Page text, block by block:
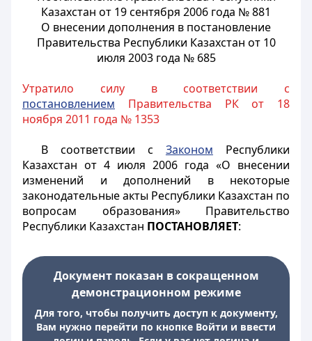
Казахстан от 19 сентября 2006 года № 881
О внесении дополнения в постановление
Правительства Республики Казахстан от 10
июля 2003 года № 685
Утратило силу в соответствии с
постановлением Правительства РК от 18
ноября 2011 года № 1353
В соответствии с Законом Республики
Казахстан от 4 июля 2006 года «О внесении
изменений и дополнений в некоторые
законодательные акты Республики Казахстан по
вопросам образования» Правительство
Республики Казахстан ПОСТАНОВЛЯЕТ:
Документ показан в сокращенном
демонстрационном режиме
Для того, чтобы получить доступ к документу,
Вам нужно перейти по кнопке Войти и ввести